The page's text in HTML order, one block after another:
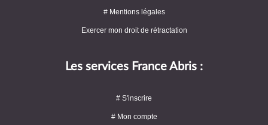
# Mentions légales
Exercer mon droit de rétractation
Les services France Abris :
# S'inscrire
# Mon compte